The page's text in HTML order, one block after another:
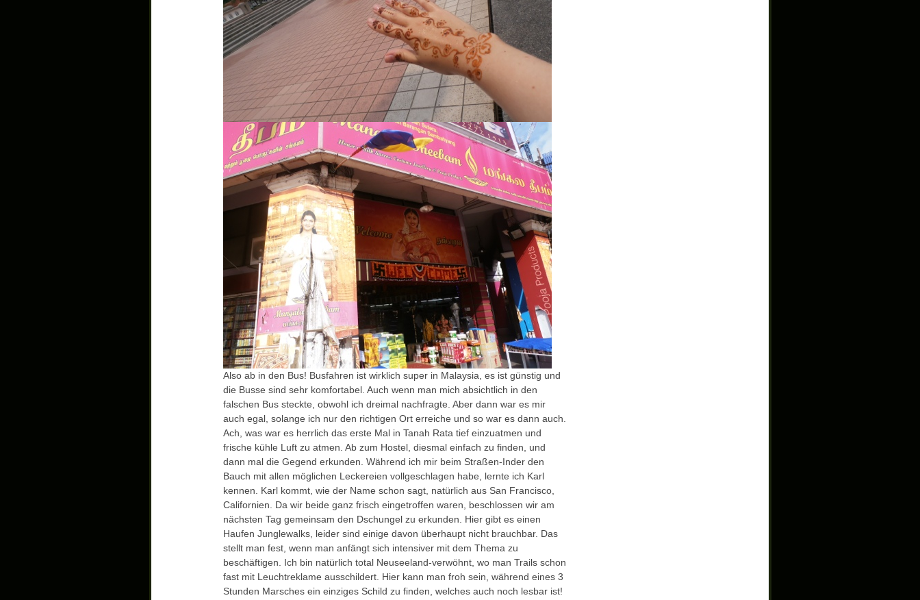
Also ab in den Bus! Busfahren ist wirklich super in Malaysia, es ist günstig und
die Busse sind sehr komfortabel. Auch wenn man mich absichtlich in den
falschen Bus steckte, obwohl ich dreimal nachfragte. Aber dann war es mir
auch egal, solange ich nur den richtigen Ort erreiche und so war es dann auch.
Ach, was war es herrlich das erste Mal in Tanah Rata tief einzuatmen und
frische kühle Luft zu atmen. Ab zum Hostel, diesmal einfach zu finden, und
dann mal die Gegend erkunden. Während ich mir beim Straßen-Inder den
Bauch mit allen möglichen Leckereien vollgeschlagen habe, lernte ich Karl
kennen. Karl kommt, wie der Name schon sagt, natürlich aus San Francisco,
Californien. Da wir beide ganz frisch eingetroffen waren, beschlossen wir am
nächsten Tag gemeinsam den Dschungel zu erkunden. Hier gibt es einen
Haufen Junglewalks, leider sind einige davon überhaupt nicht brauchbar. Das
stellt man fest, wenn man anfängt sich intensiver mit dem Thema zu
beschäftigen. Ich bin natürlich total Neuseeland-verwöhnt, wo man Trails schon
fast mit Leuchtreklame ausschildert. Hier kann man froh sein, während eines 3
Stunden Marsches ein einziges Schild zu finden, welches auch noch lesbar ist!